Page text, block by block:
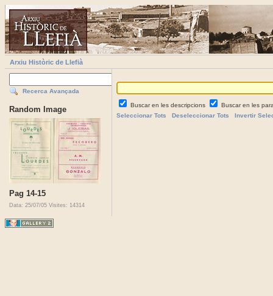
Arxiu Històric de Llefià
Recerca Avançada
Random Image
Pag 14-15
Data: 25/07/05 Visites: 14314
Buscar en les descripcions
Buscar en les
Seleccionar Tots
Deseleccionar Tots Invertir